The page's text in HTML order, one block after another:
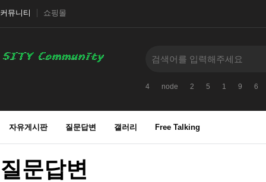
커뮤니티 쇼핑몰
4 node 2 5 1 9 6
자유게시판 질문답변 갤러리 Free Talking
질문답변